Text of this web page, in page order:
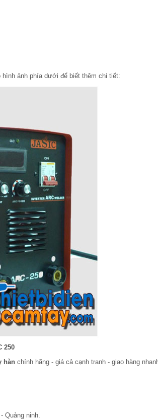
ảnh phía dưới để biết thêm chi tiết:
250
hàn chính hãng - giá cả cạnh tranh - giao hàng
Quảng ninh.